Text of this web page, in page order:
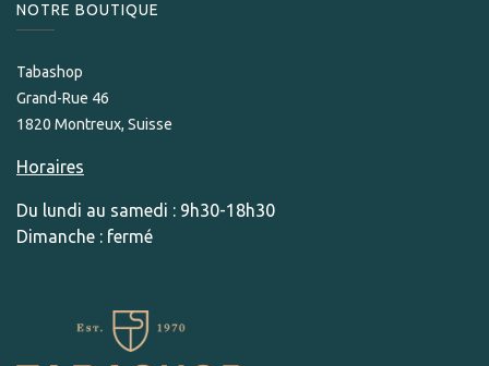
NOTRE BOUTIQUE
Tabashop
Grand-Rue 46
1820 Montreux, Suisse
Horaires
Du lundi au samedi : 9h30-18h30
Dimanche : fermé